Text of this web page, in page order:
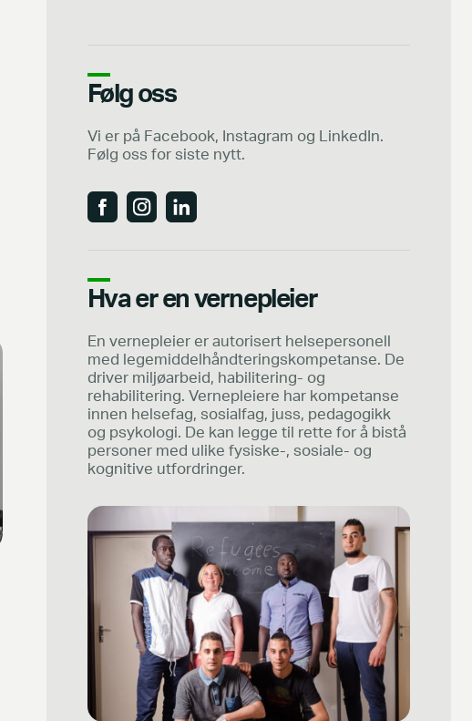
Følg oss
Vi er på Facebook, Instagram og LinkedIn.
Følg oss for siste nytt.
Hva er en vernepleier
En vernepleier er autorisert helsepersonell
med legemiddelhåndteringskompetanse. De
driver miljøarbeid, habilitering- og
rehabilitering. Vernepleiere har kompetanse
innen helsefag, sosialfag, juss, pedagogikk
og psykologi. De kan legge til rette for å bistå
personer med ulike fysiske-, sosiale- og
kognitive utfordringer.